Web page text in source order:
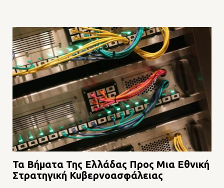
Τα Βήματα Της Ελλάδας Προς Μια Εθνική
Στρατηγική Κυβερνοασφάλειας